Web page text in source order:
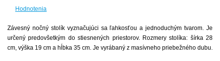
Hodnotenia
Závesný nočný stolík vyznačujúci sa ľahkosťou a jednoduchým tvarom. Je
určený predovšetkým do stiesnených priestorov. Rozmery stolíka: šírka 28
cm, výška 19 cm a hĺbka 35 cm. Je vyrábaný z masívneho priebežného dubu.